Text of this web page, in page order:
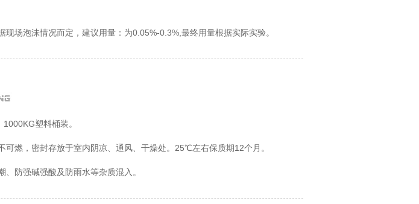
现场泡沫情况而定，建议用量：为0.05%-0.3% ,最终用量根据实际实验。
塑料桶装。
可燃，密封存放于室内阴凉、通风、干燥处。25℃左右保质期12个月。
、防强碱强酸及防雨水等杂质混入。